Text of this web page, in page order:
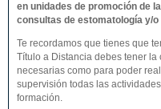
en unidades de promoción de
consultas de estomatología y/
Te recordamos que tienes que
Título a Distancia debes tener
necesarias como para poder
supervisión todas las
formación.